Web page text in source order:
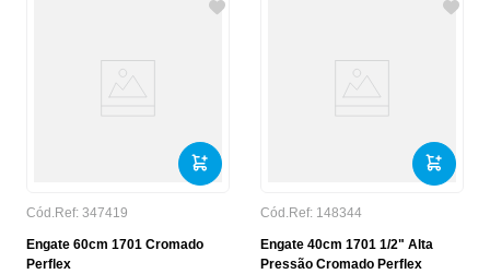
Cód.Ref: 347419
Engate 60cm 1701 Cromado
Perflex
Cód.Ref: 148344
Engate 40cm 1701 1/2" Alta
Pressão Cromado Perflex